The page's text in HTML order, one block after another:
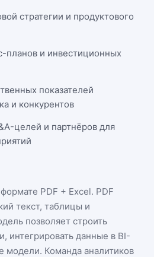
стратегии и продуктового
планов и инвестиционных
показателей
и конкурентов
целей и партнёров для
PDF + Excel. PDF
текст, таблицы и
позволяет строить
интегрировать данные в BI-
модели. Команда аналитиков